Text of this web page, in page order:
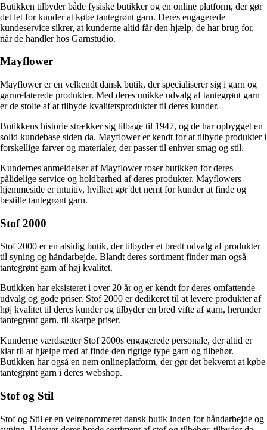
Butikken tilbyder både fysiske butikker og en online platform, der gør
det let for kunder at købe tantegrønt garn. Deres engagerede
kundeservice sikrer, at kunderne altid får den hjælp, de har brug for,
når de handler hos Garnstudio.
Mayflower
Mayflower er en velkendt dansk butik, der specialiserer sig i garn og
garnrelaterede produkter. Med deres unikke udvalg af tantegrønt garn
er de stolte af at tilbyde kvalitetsprodukter til deres kunder.
Butikkens historie strækker sig tilbage til 1947, og de har opbygget en
solid kundebase siden da. Mayflower er kendt for at tilbyde produkter i
forskellige farver og materialer, der passer til enhver smag og stil.
Kundernes anmeldelser af Mayflower roser butikken for deres
pålidelige service og holdbarhed af deres produkter. Mayflowers
hjemmeside er intuitiv, hvilket gør det nemt for kunder at finde og
bestille tantegrønt garn.
Stof 2000
Stof 2000 er en alsidig butik, der tilbyder et bredt udvalg af produkter
til syning og håndarbejde. Blandt deres sortiment finder man også
tantegrønt garn af høj kvalitet.
Butikken har eksisteret i over 20 år og er kendt for deres omfattende
udvalg og gode priser. Stof 2000 er dedikeret til at levere produkter af
høj kvalitet til deres kunder og tilbyder en bred vifte af garn, herunder
tantegrønt garn, til skarpe priser.
Kunderne værdsætter Stof 2000s engagerede personale, der altid er
klar til at hjælpe med at finde den rigtige type garn og tilbehør.
Butikken har også en nem onlineplatform, der gør det bekvemt at købe
tantegrønt garn i deres webshop.
Stof og Stil
Stof og Stil er en velrenommeret dansk butik inden for håndarbejde og